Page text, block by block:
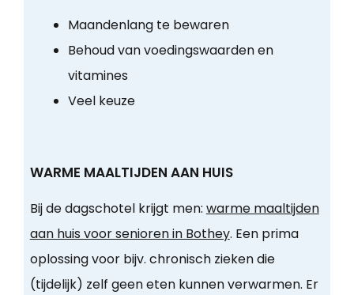
Maandenlang te bewaren
Behoud van voedingswaarden en
vitamines
Veel keuze
WARME MAALTIJDEN AAN HUIS
Bij de dagschotel krijgt men: warme maaltijden
aan huis voor senioren in Bothey. Een prima
oplossing voor bijv. chronisch zieken die
(tijdelijk) zelf geen eten kunnen verwarmen. Er